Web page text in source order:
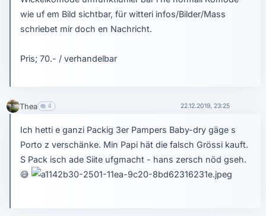
wie uf em Bild sichtbar, für witteri infos/Bilder/Mass
schriebet mir doch en Nachricht.
Pris; 70.- / verhandelbar
Thea 4 22.12.2019, 23:25
Ich hetti e ganzi Packig 3er Pampers Baby-dry gäge s
Porto z verschänke. Min Papi hät die falsch Grössi kauft.
S Pack isch ade Siite ufgmacht - hans zersch nöd gseh.
😅